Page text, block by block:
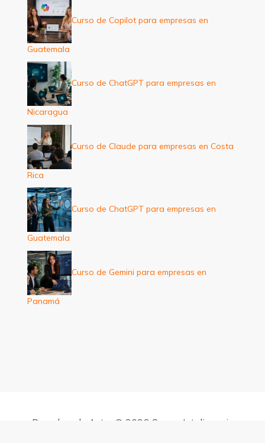
Curso de Copilot para empresas en
Guatemala
Curso de ChatGPT para empresas en
Nicaragua
Curso de Claude para empresas en Costa
Rica
Curso de ChatGPT para empresas en
Guatemala
Curso de Gemini para empresas en
Panamá
Derechos de Autor © 2026 Cursos Inteligencia